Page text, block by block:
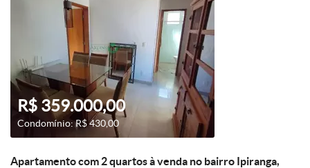
R$ 359.000,00
Condomínio: R$ 430,00
Apartamento com 2 quartos à venda no bairro Ipiranga,